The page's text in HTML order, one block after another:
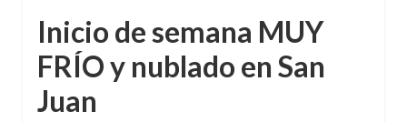
Inicio de semana MUY
FRÍO y nublado en San
Juan